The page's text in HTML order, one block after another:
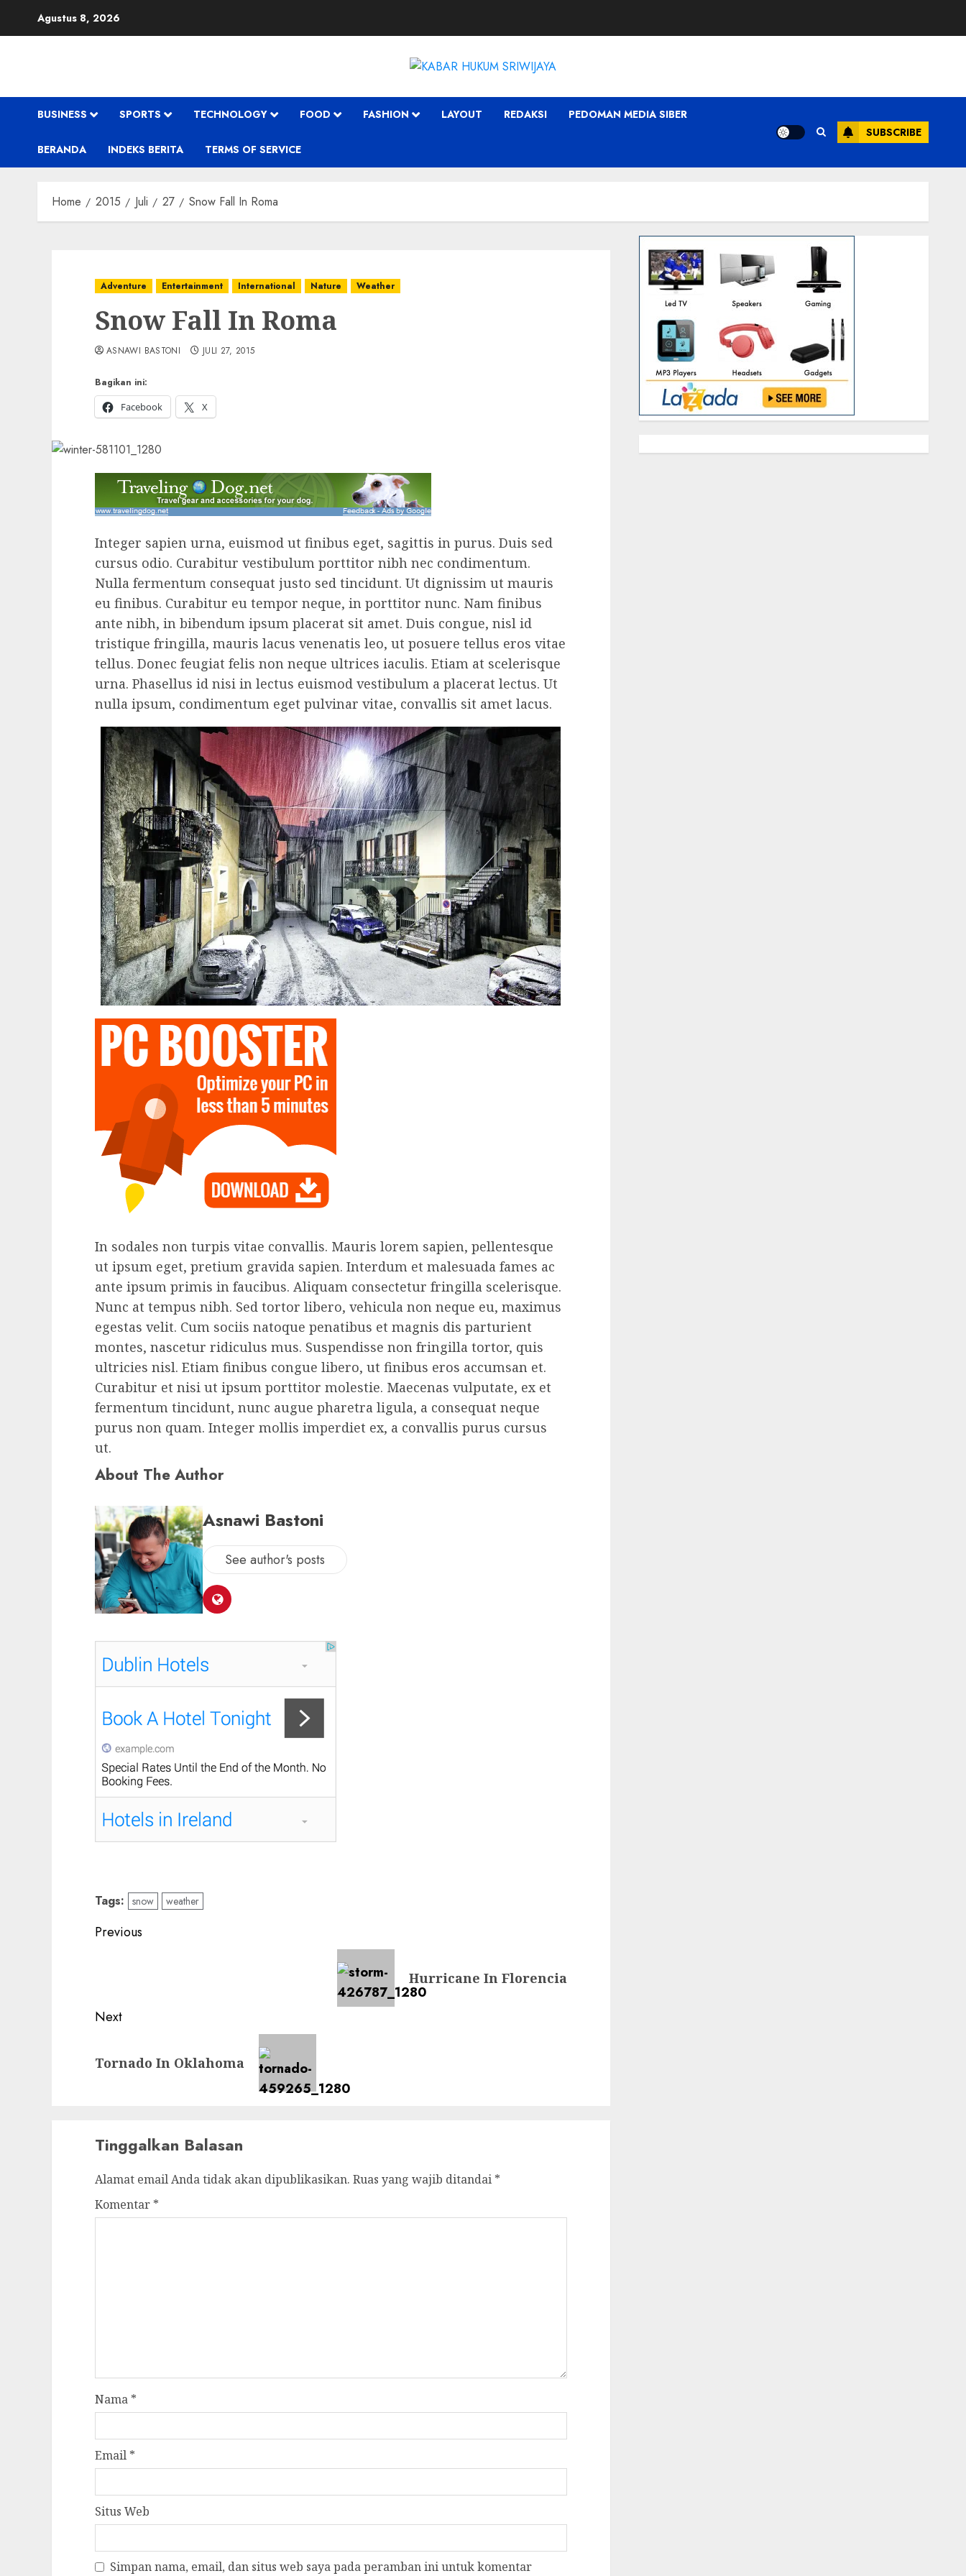
Agustus 8, 2026
BUSINESS SPORTS TECHNOLOGY FOOD FASHION LAYOUT REDAKSI PEDOMAN MEDIA SIBER
BERANDA INDEKS BERITA TERMS OF SERVICE
SUBSCRIBE
Home 2015 Juli 27 Snow Fall In Roma
Adventure Entertainment International Nature Weather
Snow Fall In Roma
Bagikan ini:
Facebook
X
ASNAWI BASTONI JULI 27, 2015
Integer sapien urna, euismod ut finibus eget, sagittis in purus. Duis sed
cursus odio. Curabitur vestibulum porttitor nibh nec condimentum.
Nulla fermentum consequat justo sed tincidunt. Ut dignissim ut mauris
eu finibus. Curabitur eu tempor neque, in porttitor nunc. Nam finibus
ante nibh, in bibendum ipsum placerat sit amet. Duis congue, nisl id
tristique fringilla, mauris lacus venenatis leo, ut posuere tellus eros vitae
tellus. Donec feugiat felis non neque ultrices iaculis. Etiam at scelerisque
urna. Phasellus id nisi in lectus euismod vestibulum a placerat lectus. Ut
nulla ipsum, condimentum eget pulvinar vitae, convallis sit amet lacus.
In sodales non turpis vitae convallis. Mauris lorem sapien, pellentesque
ut ipsum eget, pretium gravida sapien. Interdum et malesuada fames ac
ante ipsum primis in faucibus. Aliquam consectetur fringilla scelerisque.
Nunc at tempus nibh. Sed tortor libero, vehicula non neque eu, maximus
egestas velit. Cum sociis natoque penatibus et magnis dis parturient
montes, nascetur ridiculus mus. Suspendisse non fringilla tortor, quis
ultricies nisl. Etiam finibus congue libero, ut finibus eros accumsan et.
Curabitur et nisi ut ipsum porttitor molestie. Maecenas vulputate, ex et
fermentum tincidunt, nunc augue pharetra ligula, a consequat neque
purus non quam. Integer mollis imperdiet ex, a convallis purus cursus
ut.
About The Author
Asnawi Bastoni
See author's posts
Tags: snow weather
Post
Previous
Hurricane In Florencia
Next
post:
Tornado In Oklahoma
Tinggalkan Balasan
Alamat email Anda tidak akan dipublikasikan. Ruas yang wajib ditandai *
Komentar *
Nama *
Email *
Situs Web
Simpan nama, email, dan situs web saya pada peramban ini untuk komentar